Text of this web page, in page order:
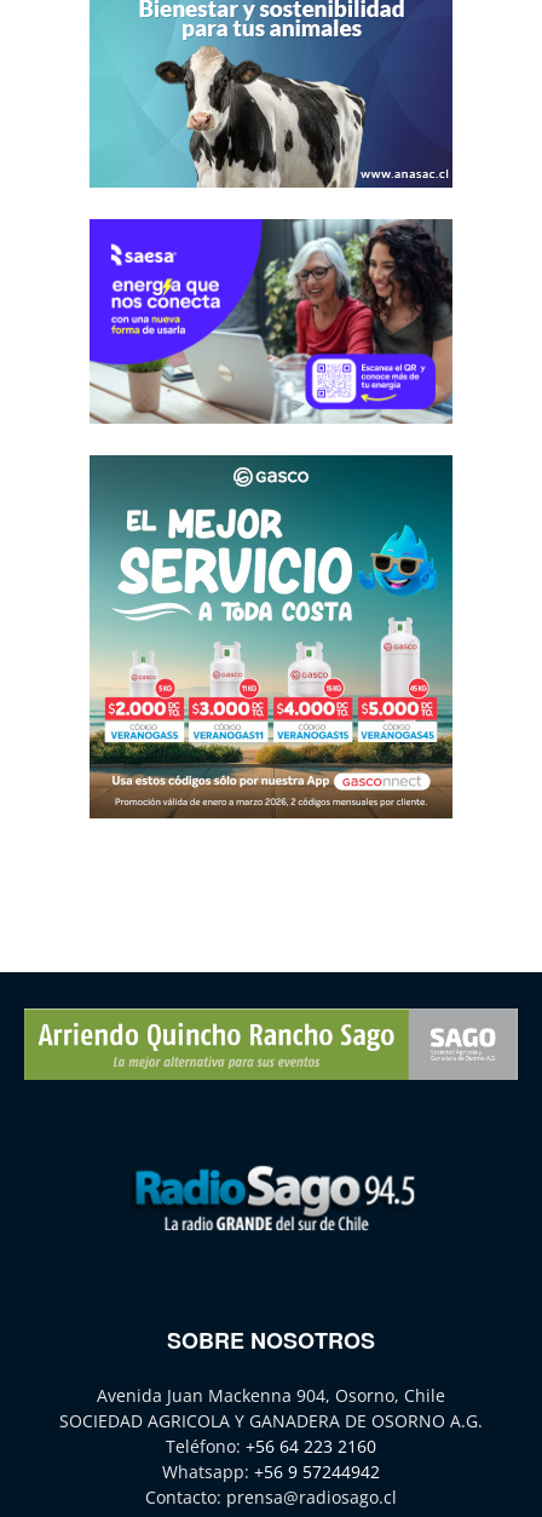
SOBRE NOSOTROS
Avenida Juan Mackenna 904, Osorno, Chile
SOCIEDAD AGRICOLA Y GANADERA DE OSORNO A.G.
Teléfono: +56 64 223 2160
Whatsapp: +56 9 57244942
Contacto: prensa@radiosago.cl